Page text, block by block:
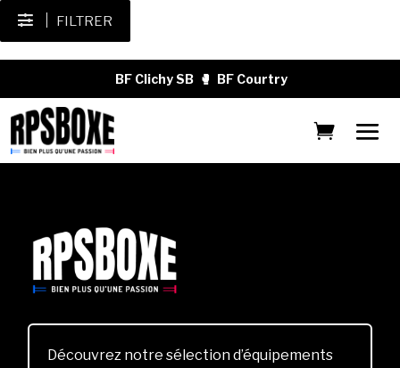
FILTRER
BF Clichy SB 🥊 BF Courtry
Découvrez notre sélection d’équipements